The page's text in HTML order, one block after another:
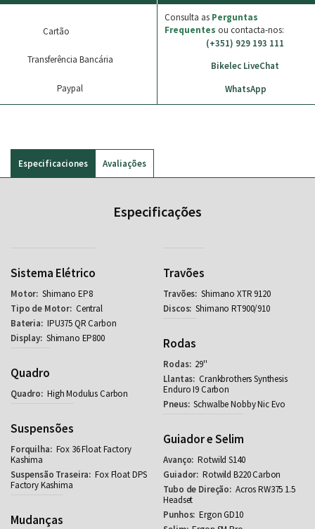
Cartão
Transferência Bancária
Paypal
Consulta as Perguntas
Frequentes ou contacta-nos:
(+351) 929 193 111
Bikelec LiveChat
WhatsApp
Especificaciones
Especificações
Sistema Elétrico
Shimano EP8
Central
IPU375 QR Carbon
Shimano EP800
Quadro
High Modulus Carbon
Suspensões
Fox 36 Float Factory
Kashima
Fox Float DPS
Factory Kashima
Mudanças
Travões
Shimano XTR 9120
Shimano RT900/910
Rodas
29''
Crankbrothers Synthesis
Enduro I9 Carbon
Schwalbe Nobby Nic Evo
Guiador e Selim
Rotwild S140
Rotwild B220 Carbon
Acros RW375 1.5
Headset
Ergon GD10
Avaliações